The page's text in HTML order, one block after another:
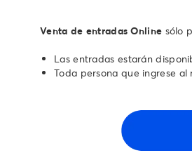
Venta de entradas Online sólo
Las entradas estarán
Toda persona que ingrese